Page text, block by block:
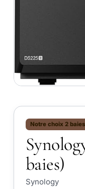
Notre choix 2 baies
baies)
Synology